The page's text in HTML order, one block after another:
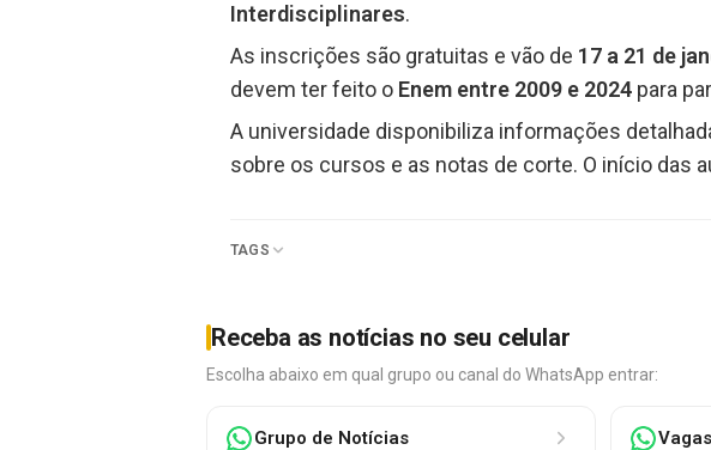
Interdisciplinares.
As inscrições são gratuitas e vão de 17 a 21 de
devem ter feito o Enem entre 2009 e 2024 para
A universidade disponibiliza informações
sobre os cursos e as notas de corte. O início das
TAGS
Receba as notícias no seu celular
Escolha abaixo em qual grupo ou canal do WhatsApp entrar:
Grupo de Notícias